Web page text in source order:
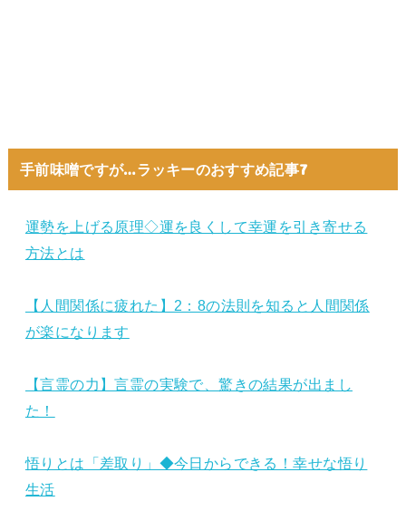
手前味噌ですが…ラッキーのおすすめ記事7
運勢を上げる原理◇運を良くして幸運を引き寄せる
方法とは
【人間関係に疲れた】2：8の法則を知ると人間関係
が楽になります
【言霊の力】言霊の実験で、驚きの結果が出まし
た！
悟りとは「差取り」◆今日からできる！幸せな悟り
生活